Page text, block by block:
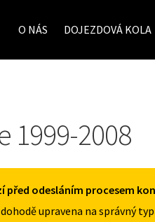
O NÁS DOJEZDOVÁ KOLA
1999-2008
před odesláním procesem
upravena na správný